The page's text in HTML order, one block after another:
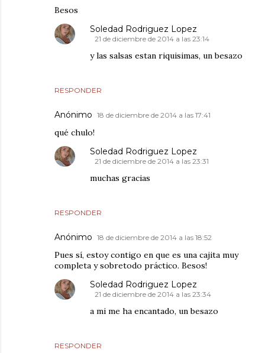
Besos
RESPONDER
Soledad Rodriguez Lopez
21 de diciembre de 2014 a las 23:14
y las salsas estan riquisimas, un besazo
Anónimo 18 de diciembre de 2014 a las 17:41
qué chulo!
RESPONDER
Soledad Rodriguez Lopez
21 de diciembre de 2014 a las 23:31
muchas gracias
Anónimo 18 de diciembre de 2014 a las 18:52
Pues sí, estoy contigo en que es una cajita muy
completa y sobretodo práctico. Besos!
RESPONDER
Soledad Rodriguez Lopez
21 de diciembre de 2014 a las 23:34
a mi me ha encantado, un besazo